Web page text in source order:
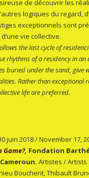
de découvrir les
logiques du regard,
exceptionnels sont
vie collective.
the last cycle of
rhythms of a residency in
buried under the sand, give
Rather than exceptional
life are preferred.
juin 2018 / November 17,
Game?, Fondation
Artistes / Artists
Boucherit, Thibault